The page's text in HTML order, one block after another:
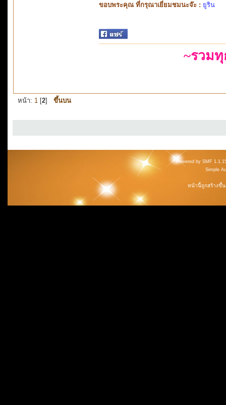
ขอบพระคุณ ที่กรุณาเยี่ยมชมนะจ๊ะ : ยูริน
~รวม
หน้า: 1 [2] ขึ้นบน
Powered by SMF
Simple
หน้านี้ถูกสร้างขึ้น